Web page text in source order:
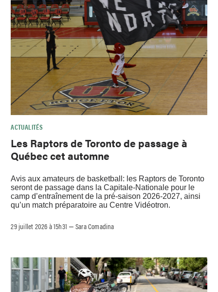
ACTUALITÉS
Les Raptors de Toronto de passage à
Québec cet automne
Avis aux amateurs de basketball: les Raptors de Toronto
seront de passage dans la Capitale-Nationale pour le
camp d’entraînement de la pré-saison 2026-2027, ainsi
qu’un match préparatoire au Centre Vidéotron.
29 juillet 2026 à 15h31 –Sara Comadina